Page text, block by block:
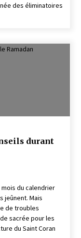
des éliminatoires
durant
du calendrier
jeûnent. Mais
de troubles
sacrée pour les
du Saint Coran